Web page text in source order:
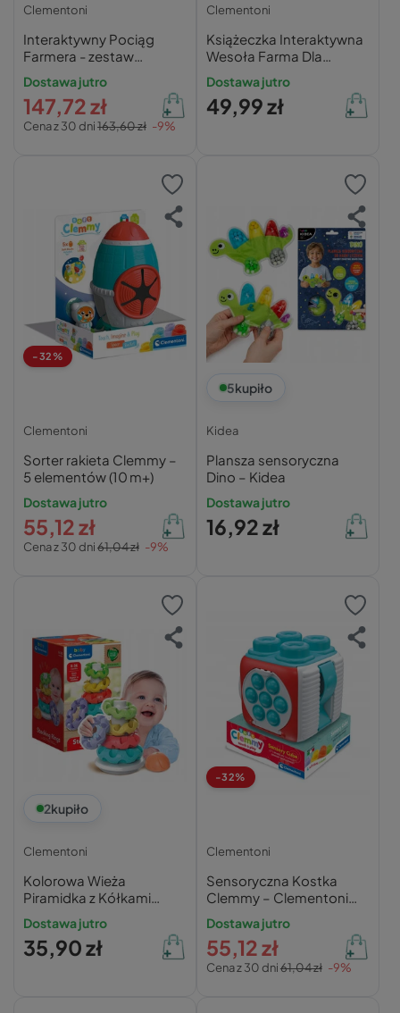
Clementoni
Interaktywny Pociąg
Farmera - zestaw
Clementoni
Dostawa jutro
Cena z 30 dni163,60 zł -9%
147,72 zł
Clementoni
Książeczka Interaktywna
Wesoła Farma Dla
Maluchów 0+
Clementoni
Dostawa jutro
49,99 zł
-32%
Clementoni
Sorter rakieta Clemmy –
5 elementów (10 m+)
Dostawa jutro
Cena z 30 dni61,04 zł -9%
55,12 zł
5kupiło
Kidea
Plansza sensoryczna
Dino – Kidea
Dostawa jutro
16,92 zł
2kupiło
Clementoni
Kolorowa Wieża
Piramidka z Kółkami
Clementoni Baby
Dostawa jutro
35,90 zł
-32%
Clementoni
Sensoryczna Kostka
Clemmy – Clementoni
17902
Dostawa jutro
Cena z 30 dni61,04 zł -9%
55,12 zł